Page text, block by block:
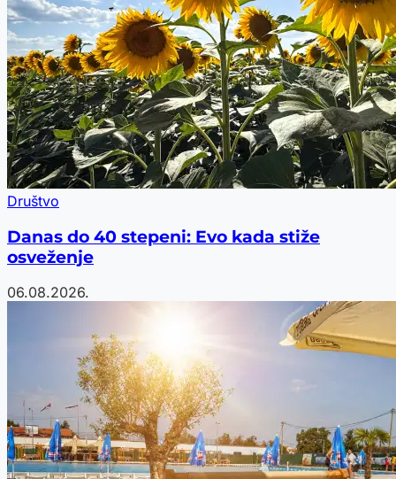
Društvo
Danas do 40 stepeni: Evo kada stiže
osveženje
06.08.2026.